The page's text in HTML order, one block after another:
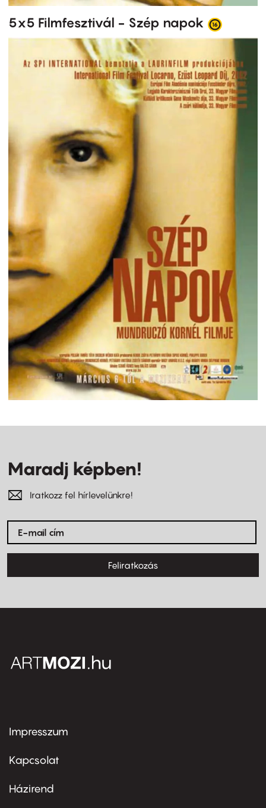
5x5 Filmfesztivál - Szép napok
Maradj képben!
Iratkozz fel hírlevelünkre!
Feliratkozás
Footer
first
Impresszum
Kapcsolat
Footer
Házirend